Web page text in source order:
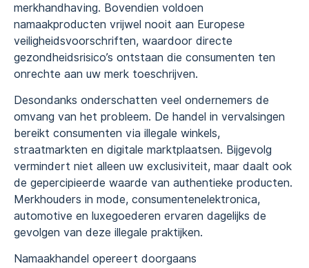
merkhandhaving. Bovendien voldoen
namaakproducten vrijwel nooit aan Europese
veiligheidsvoorschriften, waardoor directe
gezondheidsrisico’s ontstaan die consumenten ten
onrechte aan uw merk toeschrijven.
Desondanks onderschatten veel ondernemers de
omvang van het probleem. De handel in vervalsingen
bereikt consumenten via illegale winkels,
straatmarkten en digitale marktplaatsen. Bijgevolg
vermindert niet alleen uw exclusiviteit, maar daalt ook
de gepercipieerde waarde van authentieke producten.
Merkhouders in mode, consumentenelektronica,
automotive en luxegoederen ervaren dagelijks de
gevolgen van deze illegale praktijken.
Namaakhandel opereert doorgaans